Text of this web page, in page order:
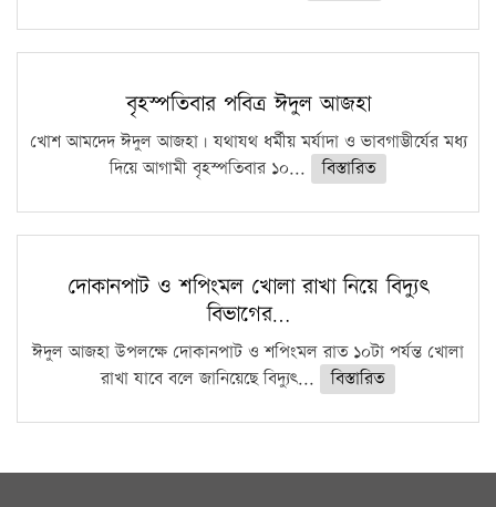
বৃহস্পতিবার পবিত্র ঈদুল আজহা
খোশ আমদেদ ঈদুল আজহা। যথাযথ ধর্মীয় মর্যাদা ও ভাবগাম্ভীর্যের মধ্য
দিয়ে আগামী বৃহস্পতিবার ১০...
বিস্তারিত
দোকানপাট ও শপিংমল খোলা রাখা নিয়ে বিদ্যুৎ
বিভাগের…
ঈদুল আজহা উপলক্ষে দোকানপাট ও শপিংমল রাত ১০টা পর্যন্ত খোলা
রাখা যাবে বলে জানিয়েছে বিদ্যুৎ...
বিস্তারিত